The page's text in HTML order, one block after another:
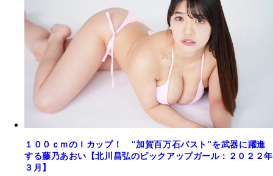
１００ｃｍのＩカップ！ "加賀百万石バスト"を武器に躍進
する藤乃あおい【北川昌弘のピックアップガール：２０２２年
３月】